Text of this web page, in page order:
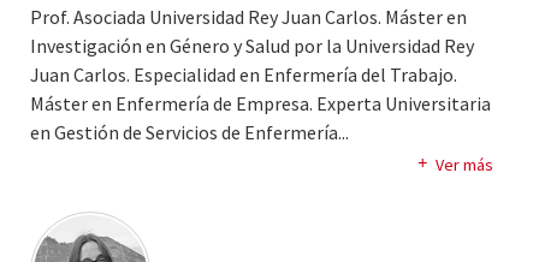
Prof. Asociada Universidad Rey Juan Carlos. Máster en
Investigación en Género y Salud por la Universidad Rey
Juan Carlos. Especialidad en Enfermería del Trabajo.
Máster en Enfermería de Empresa. Experta Universitaria
en Gestión de Servicios de Enfermería...
investigación con actividad asistencial como Enfermera
Especialista en Enfermería del Trabajo.
Ver más